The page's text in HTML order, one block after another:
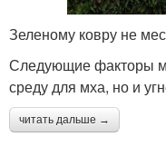
Зеленому ковру не
Следующие факторы
среду для мха, но и
читать дальше →